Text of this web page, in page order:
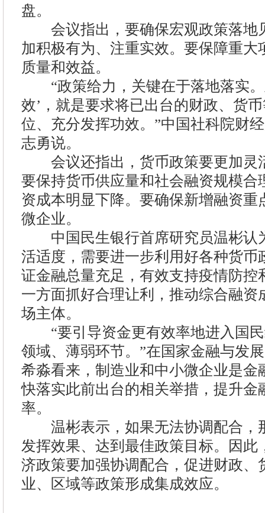
盘。
会议指出，要确保宏观政策落地
加积极有为、注重实效。要保障重大
质量和效益。
“政策给力，关键在于落地落实。
效’，就是要求将已出台的财政、货
位、充分发挥功效。”中国社科院财
志勇说。
会议还指出，货币政策要更加灵
要保持货币供应量和社会融资规模合
资成本明显下降。要确保新增融资重
微企业。
中国民生银行首席研究员温彬认
活适度，需要进一步利用好各种货币
证金融总量充足，有效支持疫情防控
一方面抓好合理让利，推动综合融资
场主体。
“要引导资金更有效率地进入国民
领域、薄弱环节。”在国家金融与发
希淼看来，制造业和中小微企业是金
快落实此前出台的相关举措，提升金
率。
温彬表示，如果无法协调配合，
发挥效果、达到最佳政策目标。因此
济政策要加强协调配合，促进财政、
业、区域等政策形成集成效应。